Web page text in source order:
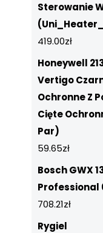
Sterowanie
419.00zł
Honeywell
Vertigo
Ochronne Z
Cięte
Par)
59.65zł
Bosch GWX
Professional
708.21zł
Rygiel